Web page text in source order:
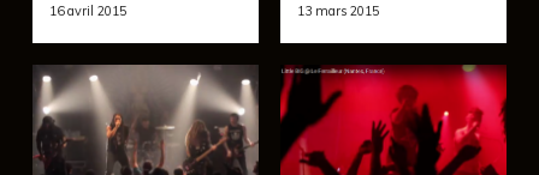
16 avril 2015 13 mars 2015